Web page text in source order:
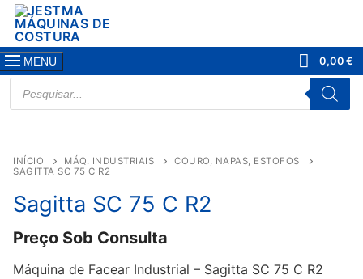
Saltar
para
conteúdo
MENU 0,00€
PRODUCTS
SEARCH
INÍCIO MÁQ. INDUSTRIAIS
COURO, NAPAS, ESTOFOS
SAGITTA SC 75 C R2
Sagitta SC 75 C R2
Preço Sob Consulta
Máquina de Facear Industrial – Sagitta SC 75 C R2